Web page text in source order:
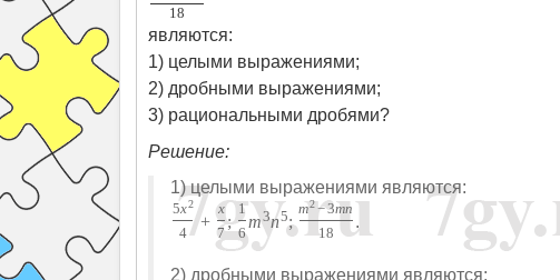
18
являются:
1) целыми выражениями;
2) дробными выражениями;
3) рациональными дробями?
Решение:
1) целыми выражениями являются:
5x2
4 +
x
7;
1
6m3n5;
m2−3mn
18
.
2) дробными выражениями являются: